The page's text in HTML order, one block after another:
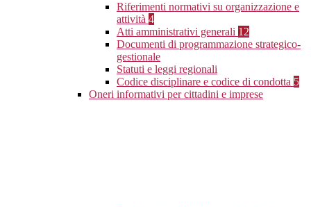
Riferimenti normativi su organizzazione e
attività 4
Atti amministrativi generali 12
Documenti di programmazione strategico-
gestionale
Statuti e leggi regionali
Codice disciplinare e codice di condotta 5
Oneri informativi per cittadini e imprese